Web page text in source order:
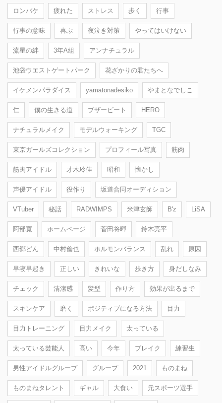
ロンバケ 疲れた ストレス 歩く 行事
行事の意味 喜ぶ 夜泣き対策 やってはいけない
流星の絆 3年A組 アンナチュラル
池袋ウエストゲートパーク 花ざかりの君たちへ
イケメンパラダイス yamatonadesiko やまとなでしこ
仁 僕の生きる道 ブザービート HERO
ナチュラルメイク モデルウォーキング TGC
東京ガールズコレクション プロフィール写真 筋肉
筋肉アイドル 才木玲佳 昭和 懐かし
声優アイドル 役作り 坂道合同オーディション
VTuber 秘話 RADWIMPS 米津玄師 B'z LiSA
阿部寛 ホームページ 菅田将暉 鈴木亮平
西郷どん 中村倫也 ホルモンバランス 乱れ 原因
早寝早起き 正しい きれいな 歩き方 身だしなみ
チェック 清潔感 髪型 作り方 効果が出るまで
スキンケア 磨く ポジティブになる方法 目力
目力トレーニング 目力メイク 太っている
太っている芸能人 高い 今年 ブレイク 練習生
男性アイドルグループ グループ 2021 ものまね
ものまねタレント ギャル 大食い 元スポーツ選手